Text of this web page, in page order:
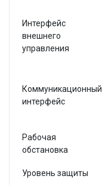
Интерфейс
внешнего
управления
Коммуникационный
интерфейс
Рабочая
обстановка
Уровень защиты